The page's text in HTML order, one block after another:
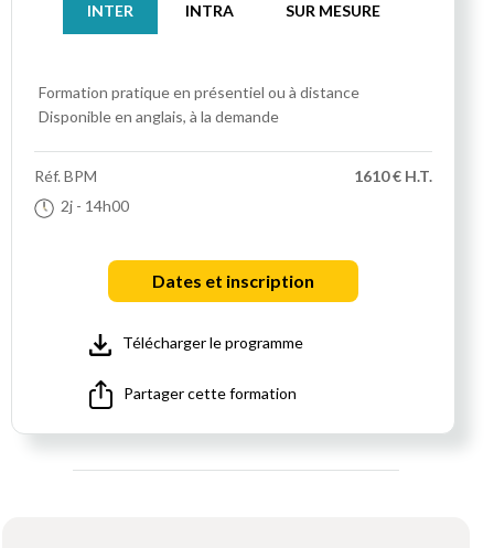
INTER INTRA SUR MESURE
Formation pratique en présentiel ou à distance
Disponible en anglais, à la demande
Réf.BPM
2j - 14h00
1610 € H.T.
Dates et inscription
Télécharger le programme
Partager cette formation